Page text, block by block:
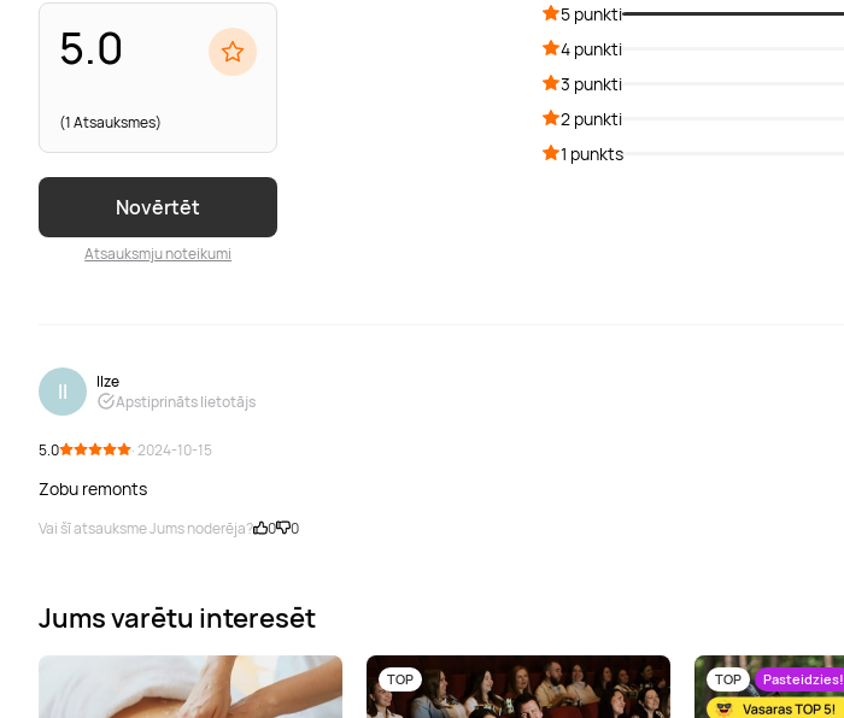
5.0
(1 Atsauksmes)
Novērtēt
Atsauksmju noteikumi
5 punkti
4 punkti
3 punkti
2 punkti
1 punkts
Il
Ilze
Apstiprināts lietotājs
5.0 · 2024-10-15
Zobu remonts
Vai šī atsauksme Jums noderēja? 0 0
Jums varētu interesēt
TOP TOP Pasteidzies!